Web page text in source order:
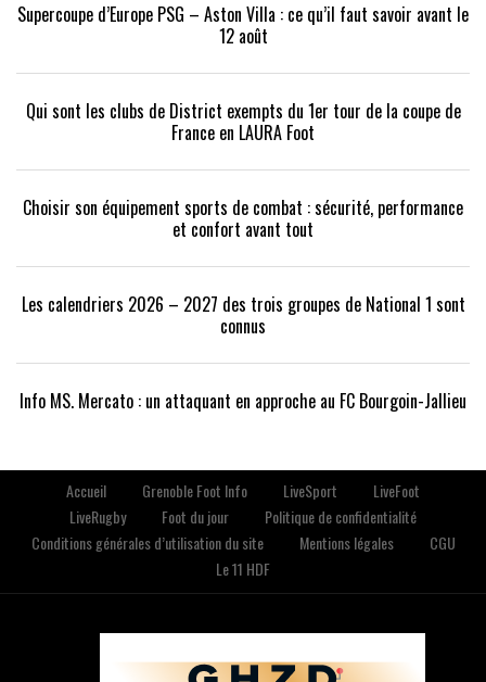
Supercoupe d’Europe PSG – Aston Villa : ce qu’il faut savoir avant le
12 août
Qui sont les clubs de District exempts du 1er tour de la coupe de
France en LAURA Foot
Choisir son équipement sports de combat : sécurité, performance
et confort avant tout
Les calendriers 2026 – 2027 des trois groupes de National 1 sont
connus
Info MS. Mercato : un attaquant en approche au FC Bourgoin-Jallieu
Accueil Grenoble Foot Info LiveSport
LiveFoot
LiveRugby
Foot du jour
Politique de confidentialité
Conditions générales d’utilisation du site
Mentions légales
CGU
Le 11 HDF